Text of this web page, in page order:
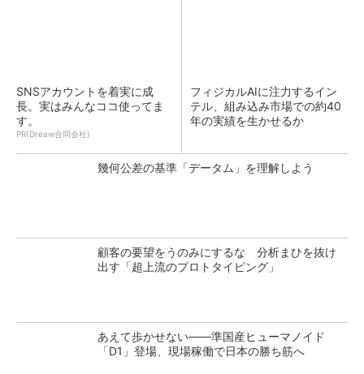
SNSアカウントを着実に成
長。実はみんなココ使ってま
す。
PR(Dreaw合同会社)
フィジカルAIに注力するイン
テル、組み込み市場での約40
年の実績を生かせるか
幾何公差の基準「データム」を理解しよう
顧客の要望をうのみにするな 分析まひを抜け
出す「超上流のプロトタイピング」
あえて歩かせない――準国産ヒューマノイド
「D1」登場、現場稼働で日本の勝ち筋へ